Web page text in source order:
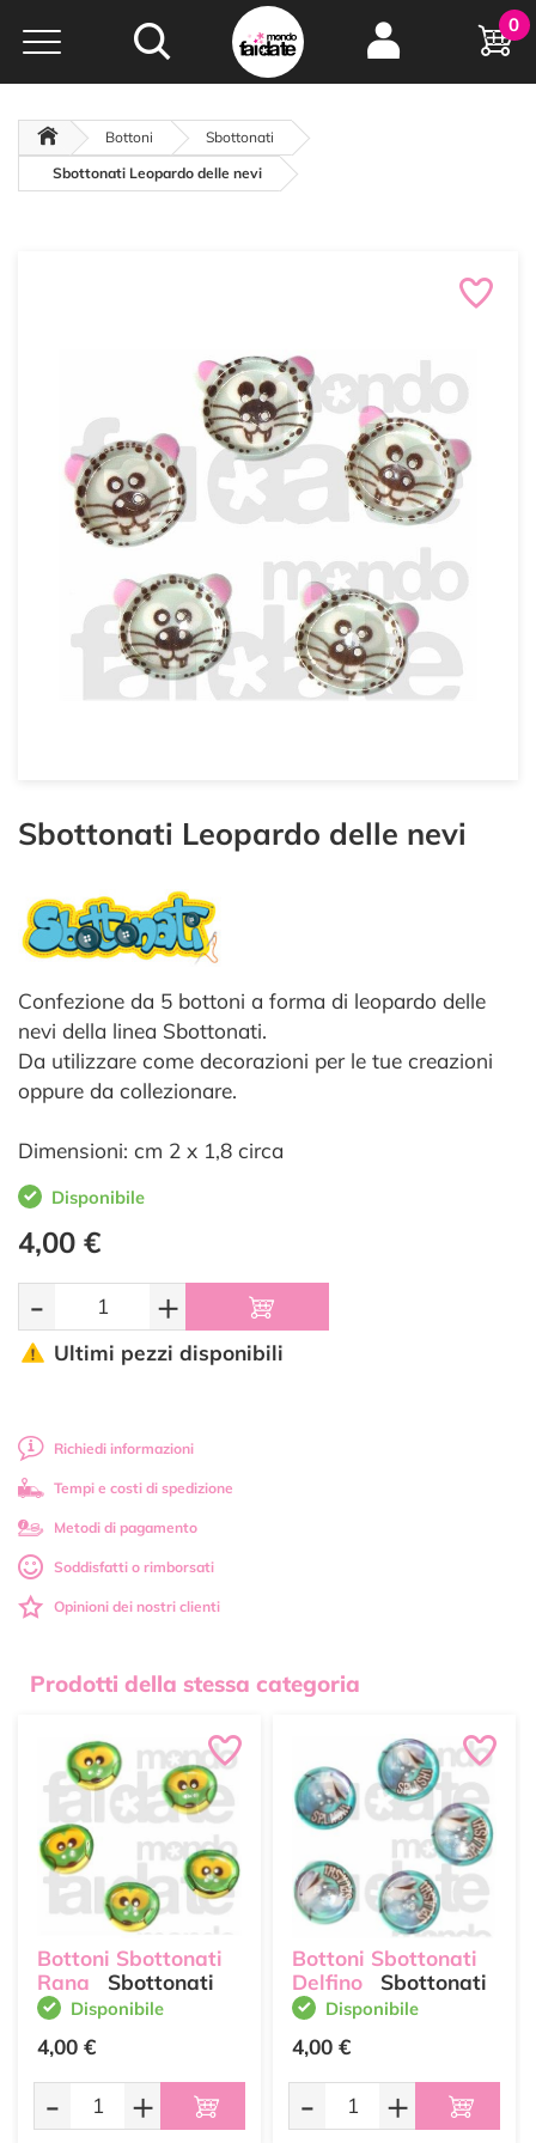
Hobby e
creatività...
0
Bottoni
Sbottonati
Sbottonati Leopardo delle nevi
Sbottonati Leopardo delle nevi
Confezione da 5 bottoni a forma di leopardo delle
nevi della linea Sbottonati.
Da utilizzare come decorazioni per le tue creazioni
oppure da collezionare.
Dimensioni: cm 2 x 1,8 circa
Disponibile
4,00 €
- +
Ultimi pezzi disponibili
Richiedi informazioni
Tempi e costi di spedizione
Metodi di pagamento
Soddisfatti o rimborsati
Opinioni dei nostri clienti
Prodotti della stessa categoria
Bottoni Sbottonati
Rana
Sbottonati
Disponibile
4,00 €
- +
Bottoni Sbottonati
Delfino
Sbottonati
Disponibile
4,00 €
- +